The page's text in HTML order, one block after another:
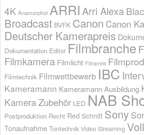
4K Anamorphot ARRI Arri Alexa
Broadcast BVFK Canon Canon
Deutscher Kamerapreis
Dokumentation Editor Filmbranche
Filmkamera Filmlicht Filmpreis
Filmtechnik Filmwettbewerb IBC
Kameramann Kameramann Ausbildung
Kamera Zubehör LED NAB
Postproduktion Recht Red Schnitt Sony
Tonaufnahme Tontechnik Video Streaming